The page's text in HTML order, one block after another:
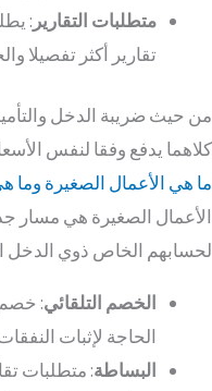
متطلبات التقارير :
تقارير أكثر تفصيلا
من حيث ضريبة الدخل
كلاهما يدفع وفقا لنفس
ما هي الأعمال الصغيرة وما
الأعمال الصغيرة هي مسار
لحسابهم الخاص ذوي الدخل
الخصم التلقائي
الحاجة لإثبات
البساطة: متطلبات